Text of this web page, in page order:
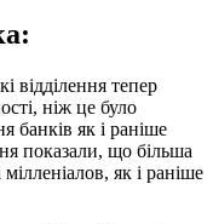
відділення тепер
ніж це було
банків як і раніше
показали, що більша
як і раніше